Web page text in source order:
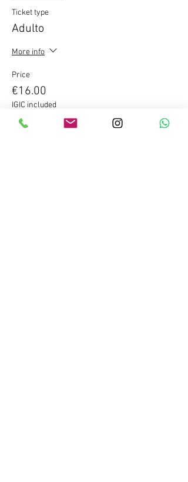
Ticket type
Adulto
More info
Price
€16.00
IGIC included